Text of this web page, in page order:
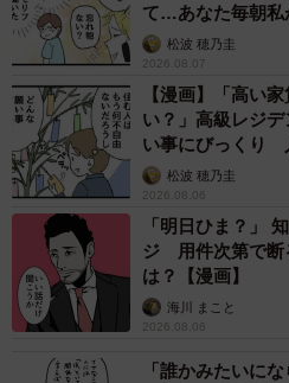
て…あなた毎朝私
松波 穂乃圭
2026.08.07
【漫画】「高い
い？」高級レジ
い事にびっくり
松波 穂乃圭
2026.08.06
「明日ひま？」
ジ 用件次第で断
は？【漫画】
海川 まこと
2026.08.06
「誰かみたいに